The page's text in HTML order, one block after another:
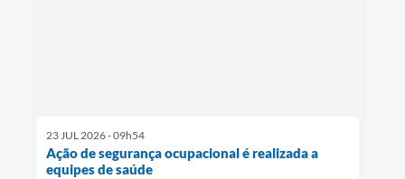
23 JUL 2026 - 09h54
Ação de segurança ocupacional é realizada a
equipes de saúde